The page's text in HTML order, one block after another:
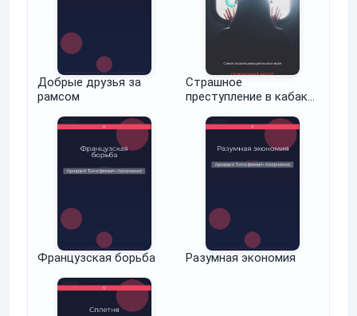
Добрые друзья за
рамсом
Страшное
преступление в кабаке
Французская борьба Разумная экономия